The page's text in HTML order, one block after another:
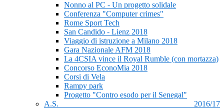
Nonno al PC - Un progetto solidale
Conferenza "Computer crimes"
Rome Sport Tech
San Candido - Lienz 2018
Viaggio di istruzione a Milano 2018
Gara Nazionale AFM 2018
La 4CSIA vince il Royal Rumble (con mortazza)
Concorso EconoMia 2018
Corsi di Vela
Rampy park
Progetto "Contro esodo per il Senegal"
A.S. 2016/17